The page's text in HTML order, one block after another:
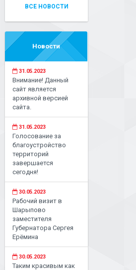
ВСЕ НОВОСТИ
Новости
31.05.2023
Внимание! Данный
сайт является
архивной версией
сайта.
31.05.2023
Голосование за
благоустройство
территорий
завершается
сегодня!
30.05.2023
Рабочий визит в
Шарыпово
заместителя
Губернатора Сергея
Ерёмина
30.05.2023
Таким красивым как